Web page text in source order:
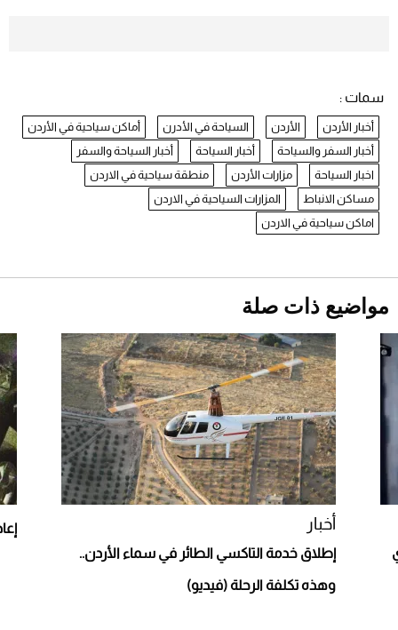
نرى المستقبل من خلال تصميماتنا.. كيف حجزت
1886 مكانها في عالم الأزياء؟
أغلى 10 عطور في العالم للرجال تمنحك فخامة
استثنائية
أقصر يوم في 2026 يقترب.. ماذا يحدث في
دوران الأرض؟
2026-07-25
مونتيري
2026-07-23
سمات :
أخبار الأردن الأردن السياحة في الأدرن
أماكن سياحية في الأردن
أخبار السفر والسياحة
أخبار السياحة
أخبار السياحة والسفر
اخبار السياحة
مزارات الأردن
منطقة سياحية في الاردن
مساكن الانباط
المزارات السياحية في الاردن
اماكن سياحية في الاردن
مواضيع ذات صلة
أخبار
إطلاق خدمة التاكسي الطائر في سماء الأردن..
وهذه تكلفة الرحلة (فيديو)
إعادة 25 سيارة